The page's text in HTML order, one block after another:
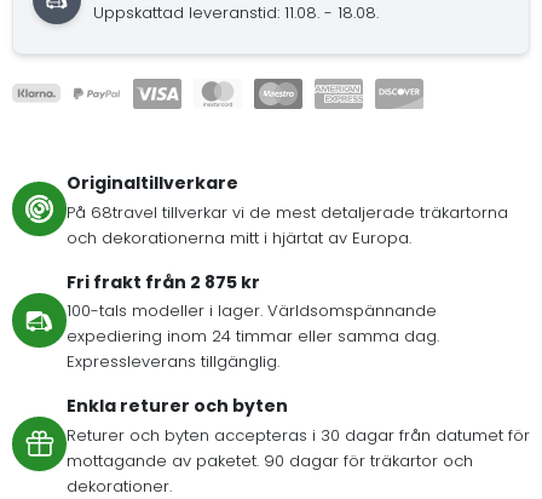
Uppskattad leveranstid: 11.08. - 18.08.
Originaltillverkare
På 68travel tillverkar vi de mest detaljerade träkartorna
och dekorationerna mitt i hjärtat av Europa.
Fri frakt från 2 875 kr
100-tals modeller i lager. Världsomspännande
expediering inom 24 timmar eller samma dag.
Expressleverans tillgänglig.
Enkla returer och byten
Returer och byten accepteras i 30 dagar från datumet för
mottagande av paketet. 90 dagar för träkartor och
dekorationer.